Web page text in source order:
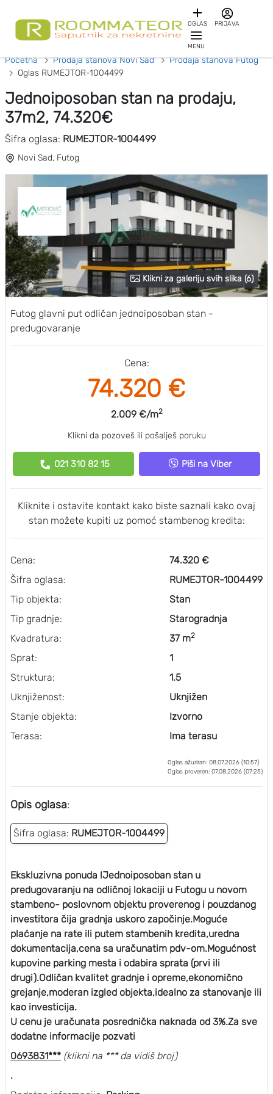
OGLAS PRIJAVA
MENU
Početna Prodaja stanova Novi Sad
Prodaja stanova Futog
Oglas RUMEJTOR-1004499
Jednoiposoban stan na prodaju,
37m2, 74.320€
Šifra oglasa: RUMEJTOR-1004499
Novi Sad, Futog
Klikni za galeriju svih slika (6)
Futog glavni put odličan jednoiposoban stan -
predugovaranje
Cena:
74.320 €
2.009 €/m2
Klikni da pozoveš ili pošalješ poruku
021 310 82 15 Piši na Viber
Kliknite i ostavite kontakt kako biste saznali kako ovaj
stan možete kupiti uz pomoć stambenog kredita:
Cena:
Šifra oglasa:
Tip objekta:
Tip gradnje:
Kvadratura:
Sprat:
Struktura:
Uknjiženost:
Stanje objekta:
Terasa:
74.320 €
RUMEJTOR-1004499
Stan
Starogradnja
37 m2
1
1.5
Uknjižen
Izvorno
Ima terasu
Oglas ažuriran: 08.07.2026 (10:57)
Oglas proveren: 07.08.2026 (07:25)
Opis oglasa:
Šifra oglasa: RUMEJTOR-1004499
Ekskluzivna ponuda !Jednoiposoban stan u
predugovaranju na odličnoj lokaciji u Futogu u novom
stambeno- poslovnom objektu proverenog i pouzdanog
investitora čija gradnja uskoro započinje.Moguće
plaćanje na rate ili putem stambenih kredita,uredna
dokumentacija,cena sa uračunatim pdv-om.Mogućnost
kupovine parking mesta i odabira sprata (prvi ili
drugi).Odličan kvalitet gradnje i opreme,ekonomično
grejanje,moderan izgled objekta,idealno za stanovanje ili
kao investicija.
U cenu je uračunata posrednička naknada od 3%.Za sve
dodatne informacije pozvati
0693831*** (klikni na *** da vidiš broj)
.